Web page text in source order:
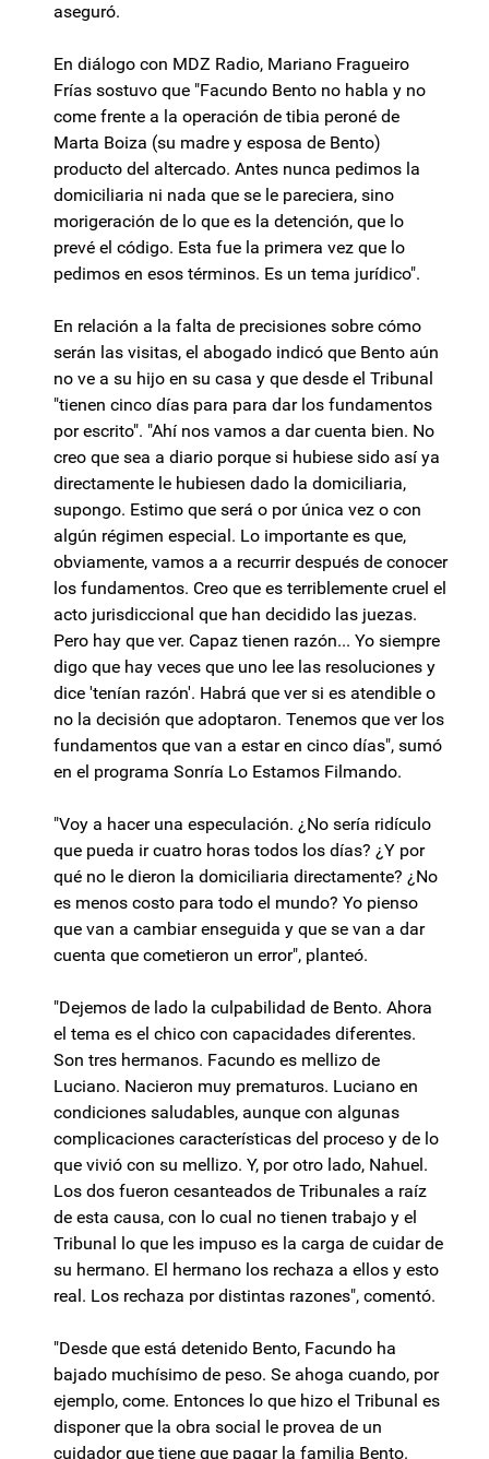
aseguró.
En diálogo con MDZ Radio, Mariano Fragueiro
Frías sostuvo que "Facundo Bento no habla y no
come frente a la operación de tibia peroné de
Marta Boiza (su madre y esposa de Bento)
producto del altercado. Antes nunca pedimos la
domiciliaria ni nada que se le pareciera, sino
morigeración de lo que es la detención, que lo
prevé el código. Esta fue la primera vez que lo
pedimos en esos términos. Es un tema jurídico".
En relación a la falta de precisiones sobre cómo
serán las visitas, el abogado indicó que Bento aún
no ve a su hijo en su casa y que desde el Tribunal
"tienen cinco días para para dar los fundamentos
por escrito". "Ahí nos vamos a dar cuenta bien. No
creo que sea a diario porque si hubiese sido así ya
directamente le hubiesen dado la domiciliaria,
supongo. Estimo que será o por única vez o con
algún régimen especial. Lo importante es que,
obviamente, vamos a a recurrir después de conocer
los fundamentos. Creo que es terriblemente cruel el
acto jurisdiccional que han decidido las juezas.
Pero hay que ver. Capaz tienen razón... Yo siempre
digo que hay veces que uno lee las resoluciones y
dice 'tenían razón'. Habrá que ver si es atendible o
no la decisión que adoptaron. Tenemos que ver los
fundamentos que van a estar en cinco días", sumó
en el programa Sonría Lo Estamos Filmando.
"Voy a hacer una especulación. ¿No sería ridículo
que pueda ir cuatro horas todos los días? ¿Y por
qué no le dieron la domiciliaria directamente? ¿No
es menos costo para todo el mundo? Yo pienso
que van a cambiar enseguida y que se van a dar
cuenta que cometieron un error", planteó.
"Dejemos de lado la culpabilidad de Bento. Ahora
el tema es el chico con capacidades diferentes.
Son tres hermanos. Facundo es mellizo de
Luciano. Nacieron muy prematuros. Luciano en
condiciones saludables, aunque con algunas
complicaciones características del proceso y de lo
que vivió con su mellizo. Y, por otro lado, Nahuel.
Los dos fueron cesanteados de Tribunales a raíz
de esta causa, con lo cual no tienen trabajo y el
Tribunal lo que les impuso es la carga de cuidar de
su hermano. El hermano los rechaza a ellos y esto
real. Los rechaza por distintas razones", comentó.
"Desde que está detenido Bento, Facundo ha
bajado muchísimo de peso. Se ahoga cuando, por
ejemplo, come. Entonces lo que hizo el Tribunal es
disponer que la obra social le provea de un
cuidador que tiene que pagar la familia Bento.